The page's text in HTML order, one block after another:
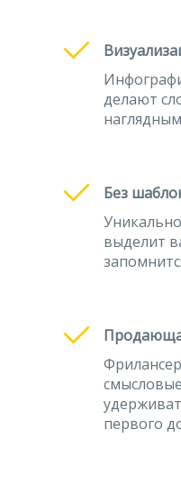
делают
Без
выделит
первого